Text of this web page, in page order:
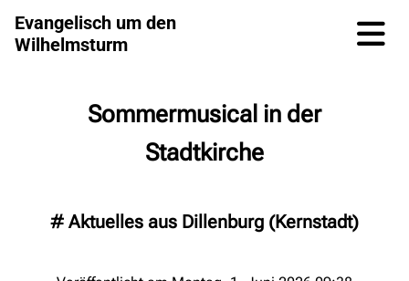
Evangelisch um den
Wilhelmsturm
Sommermusical in der
Stadtkirche
# Aktuelles aus Dillenburg (Kernstadt)